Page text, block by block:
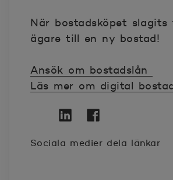
När bostadsköpet
ägare till en ny bostad!
Ansök om bostadslån
Läs mer om digital
Sociala medier dela länkar